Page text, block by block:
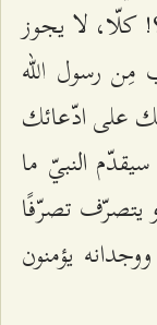
كلّا، لا يجوز
مِن رسول الله
على ادّعائك
النبيّ ما
يتصرّف تصرّفًا
يؤمنون